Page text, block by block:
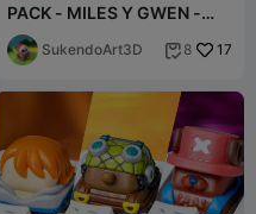
PACK - MILES Y GWEN -
KEYCAP CLAVIER 3D -
SPIDERMAN
SukendoArt3D  8 17